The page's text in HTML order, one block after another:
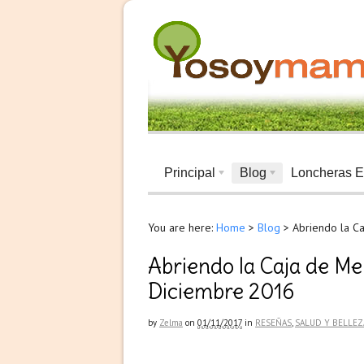
Principal Blog Loncheras
You are here: Home > Blog > Abriendo la
Abriendo la Caja de
Diciembre 2016
by Zelma on 01/11/2017 in RESEÑAS, SALUD Y